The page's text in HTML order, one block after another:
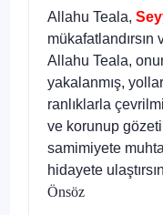
Allahu Teala,
mükafatlandırsın
Allahu Teala,
yakalanmış,
ranlıklarla
ve korunup
samimiyete
hidayete
Önsöz